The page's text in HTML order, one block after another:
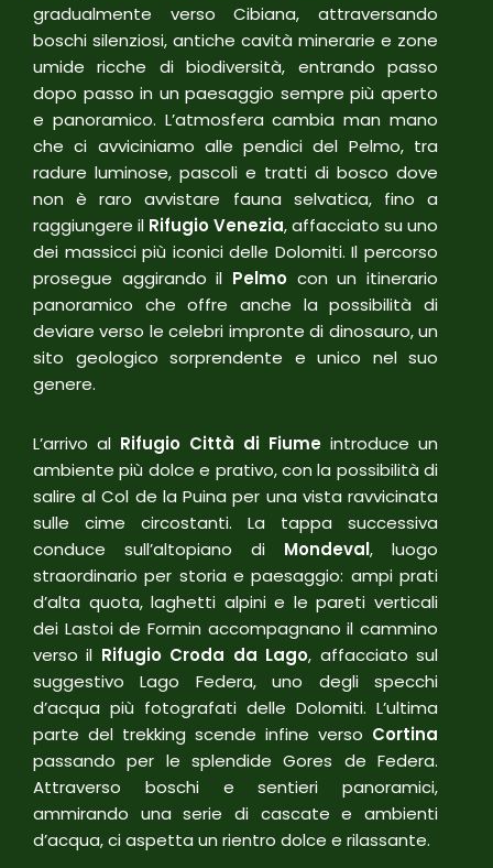
gradualmente verso Cibiana, attraversando
boschi silenziosi, antiche cavità minerarie e zone
umide ricche di biodiversità, entrando passo
dopo passo in un paesaggio sempre più aperto
e panoramico. L’atmosfera cambia man mano
che ci avviciniamo alle pendici del Pelmo, tra
radure luminose, pascoli e tratti di bosco dove
non è raro avvistare fauna selvatica, fino a
raggiungere il Rifugio Venezia, affacciato su uno
dei massicci più iconici delle Dolomiti. Il percorso
prosegue aggirando il Pelmo con un itinerario
panoramico che offre anche la possibilità di
deviare verso le celebri impronte di dinosauro, un
sito geologico sorprendente e unico nel suo
genere.
L’arrivo al Rifugio Città di Fiume introduce un
ambiente più dolce e prativo, con la possibilità di
salire al Col de la Puina per una vista ravvicinata
sulle cime circostanti. La tappa successiva
conduce sull’altopiano di Mondeval, luogo
straordinario per storia e paesaggio: ampi prati
d’alta quota, laghetti alpini e le pareti verticali
dei Lastoi de Formin accompagnano il cammino
verso il Rifugio Croda da Lago, affacciato sul
suggestivo Lago Federa, uno degli specchi
d’acqua più fotografati delle Dolomiti. L’ultima
parte del trekking scende infine verso Cortina
passando per le splendide Gores de Federa.
Attraverso boschi e sentieri panoramici,
ammirando una serie di cascate e ambienti
d’acqua, ci aspetta un rientro dolce e rilassante.